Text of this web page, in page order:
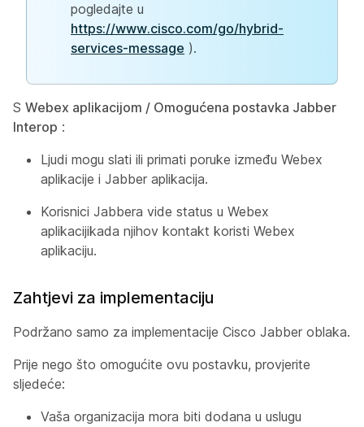
pogledajte u
https://www.cisco.com/go/hybrid-
services-message ).
S Webex aplikacijom / Omogućena postavka Jabber
Interop :
Ljudi mogu slati ili primati poruke između Webex
aplikacije i Jabber aplikacija.
Korisnici Jabbera vide status u Webex
aplikacijikada njihov kontakt koristi Webex
aplikaciju.
Zahtjevi za implementaciju
Podržano samo za implementacije Cisco Jabber oblaka.
Prije nego što omogućite ovu postavku, provjerite
sljedeće:
Vaša organizacija mora biti dodana u uslugu